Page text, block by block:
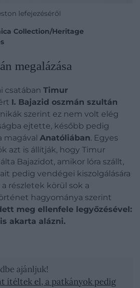
lefejezéséről
Collection/Heritage
megalázása
csatában Timur
I. Bajazid oszmán szultán
szerint ez nem volt elég
ejtette, később pedig
magával Anatóliában. Egyes
azt is állítják, hogy Timur
Bajazidot, amikor lóra szállt,
pedig vendégei kiszolgálására
a részletek körül sok a
hagyománya szerint
meg ellenfele legyőzésével:
akarta alázni.
ajánljuk!
ítéltek el, a patkányok pedig